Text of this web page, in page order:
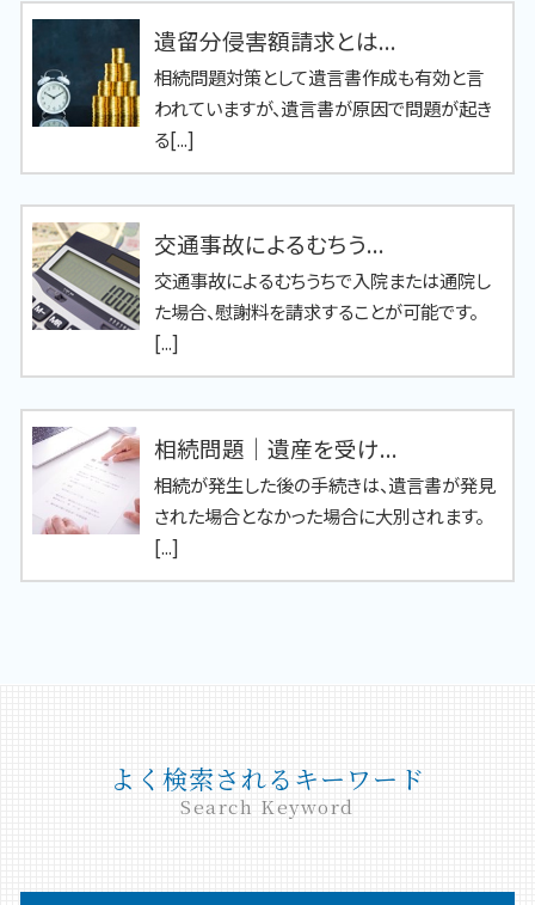
遺留分侵害額請求とは...
相続問題対策として遺言書作成も有効と言
われていますが、遺言書が原因で問題が起き
る[...]
交通事故によるむちう...
交通事故によるむちうちで入院または通院し
た場合、慰謝料を請求することが可能です。
[...]
相続問題｜遺産を受け...
相続が発生した後の手続きは、遺言書が発見
された場合となかった場合に大別されます。
[...]
よく検索されるキーワード
Search Keyword